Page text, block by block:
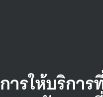
การให้บริการ